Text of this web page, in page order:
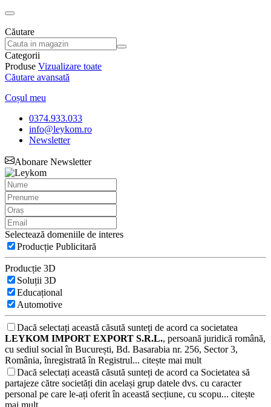
Căutare
Categorii
Produse Vizualizare toate
Căutare avansată
Coșul meu
0374.933.033
info@leykom.ro
Newsletter
Abonare Newsletter
Selectează domeniile de interes
Producție Publicitară
Producție 3D
Soluții 3D
Educațional
Automotive
Dacă selectați această căsută sunteți de acord ca societatea
LEYKOM IMPORT EXPORT S.R.L., persoană juridică română,
cu sediul social în București, Bd. Basarabia nr. 256, Sector 3,
România, înregistrată în Registrul... citește mai mult
Dacă selectați această căsută sunteți de acord ca Societatea să
partajeze către societăți din același grup datele dvs. cu caracter
personal pe care le-ați oferit în această secțiune, cu scopu... citește
mai mult